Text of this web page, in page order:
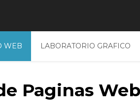
WEB LABORATORIO GRAFICO
Paginas